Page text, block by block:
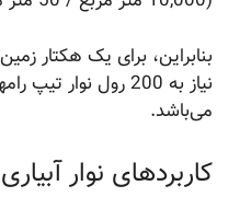
می‌باشد.
کاربردهای نوار